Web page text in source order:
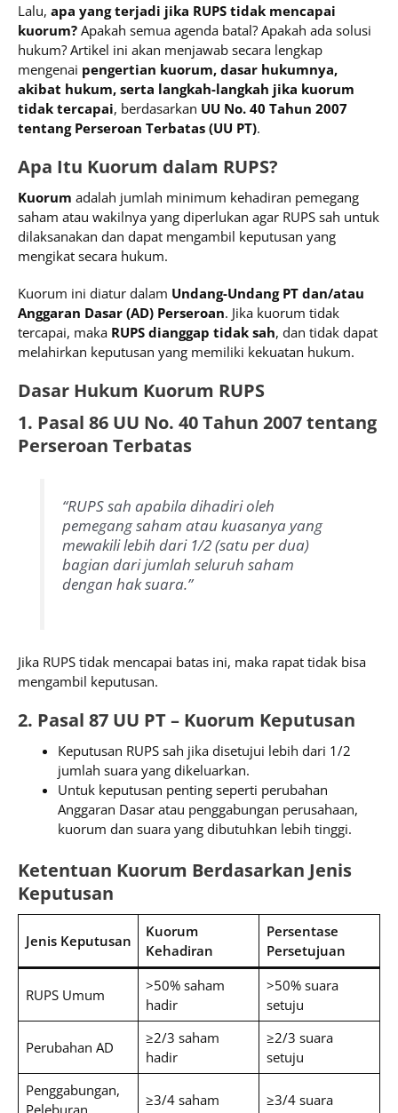
Lalu, apa yang terjadi jika RUPS tidak mencapai
kuorum? Apakah semua agenda batal? Apakah ada solusi
hukum? Artikel ini akan menjawab secara lengkap
mengenai pengertian kuorum, dasar hukumnya,
akibat hukum, serta langkah-langkah jika kuorum
tidak tercapai, berdasarkan UU No. 40 Tahun 2007
tentang Perseroan Terbatas (UU PT).
Apa Itu Kuorum dalam RUPS?
Kuorum adalah jumlah minimum kehadiran pemegang
saham atau wakilnya yang diperlukan agar RUPS sah untuk
dilaksanakan dan dapat mengambil keputusan yang
mengikat secara hukum.
Kuorum ini diatur dalam Undang-Undang PT dan/atau
Anggaran Dasar (AD) Perseroan. Jika kuorum tidak
tercapai, maka RUPS dianggap tidak sah, dan tidak dapat
melahirkan keputusan yang memiliki kekuatan hukum.
Dasar Hukum Kuorum RUPS
1. Pasal 86 UU No. 40 Tahun 2007 tentang
Perseroan Terbatas
“RUPS sah apabila dihadiri oleh
pemegang saham atau kuasanya yang
mewakili lebih dari 1/2 (satu per dua)
bagian dari jumlah seluruh saham
dengan hak suara.”
Jika RUPS tidak mencapai batas ini, maka rapat tidak bisa
mengambil keputusan.
2. Pasal 87 UU PT – Kuorum Keputusan
Keputusan RUPS sah jika disetujui lebih dari 1/2
jumlah suara yang dikeluarkan.
Untuk keputusan penting seperti perubahan
Anggaran Dasar atau penggabungan perusahaan,
kuorum dan suara yang dibutuhkan lebih tinggi.
Ketentuan Kuorum Berdasarkan Jenis
Keputusan
Jenis Keputusan
Kuorum
Kehadiran
Persentase
Persetujuan
RUPS Umum
>50% saham
hadir
>50% suara
setuju
Perubahan AD
≥2/3 saham
hadir
≥2/3 suara
setuju
Penggabungan,
Peleburan,
≥3/4 saham
≥3/4 suara